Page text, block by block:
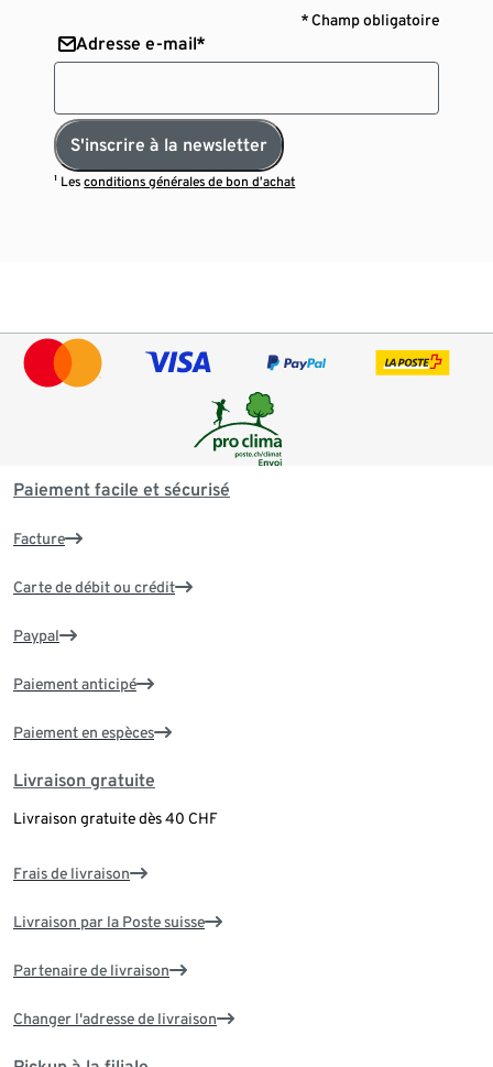
* Champ obligatoire
Adresse e-mail*
S'inscrire à la newsletter
¹ Lesconditions générales de bon d’achat
Paiement facile et sécurisé
Facture
Carte de débit ou crédit
Paypal
Paiement anticipé
Paiement en espèces
Livraison gratuite
Livraison gratuite dès 40 CHF
Frais de livraison
Livraison par la Poste suisse
Partenaire de livraison
Changer l'adresse de livraison